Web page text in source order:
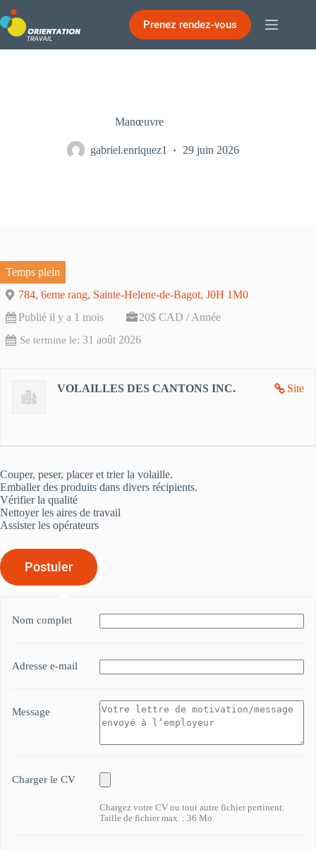
au
contenu
Prenez rendez-vous
Manœuvre
gabriel.enriquez1 29 juin 2026
Temps plein
784, 6eme rang, Sainte-Helene-de-Bagot, J0H 1M0
Publié il y a 1 mois
20$ CAD / Année
Se termine le: 31 août 2026
Site
VOLAILLES DES CANTONS INC.
Couper, peser, placer et trier la volaille.
Emballer des produits dans divers récipients.
Vérifier la qualité
Nettoyer les aires de travail
Assister les opérateurs
Nom complet
Adresse e-mail
Message
Charger le CV
Chargez votre CV ou tout autre fichier pertinent.
Taille de fichier max. : 36 Mo.